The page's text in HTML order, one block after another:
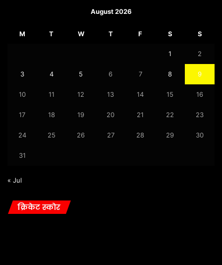
August 2026
M T W T F S S
1 2
3 4 5 6 7 8 9
10 11 12 13 14 15 16
17 18 19 20 21 22 23
24 25 26 27 28 29 30
31
« Jul
क्रिकेट स्कोर